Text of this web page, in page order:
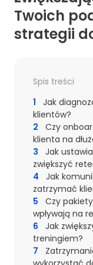
Twoich
strategii
Spis treści
1
Jak
klientów?
2
Czy
klienta na
3
Jak
zwiększyć
4
Jak
zatrzymać
5
Czy
wpływają na
6
Jak
treningiem?
7